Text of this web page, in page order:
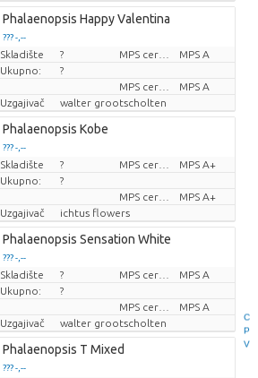
C
P
V
Phalaenopsis Happy Valentina
??? -,--
Cijena po komadu
Skladište ?
MPS A
Ukupno:
?
MPS A
Uzgajivač
walter grootscholten
Phalaenopsis Kobe
??? -,--
Cijena po komadu
Skladište ?
MPS A+
Ukupno:
?
MPS A+
Uzgajivač
ichtus flowers
Phalaenopsis Sensation White
??? -,--
Cijena po komadu
Skladište ?
MPS A
Ukupno:
?
MPS A
Uzgajivač
walter grootscholten
Phalaenopsis T Mixed
??? -,--